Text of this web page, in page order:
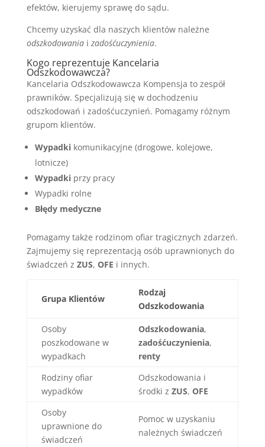
efektów, kierujemy sprawę do sądu.
Chcemy uzyskać dla naszych klientów należne
odszkodowaniai zadośćuczynienia.
Kogo reprezentuje Kancelaria
Odszkodowawcza?
Kancelaria Odszkodowawcza Kompensja to zespół
prawników. Specjalizują się w dochodzeniu
odszkodowań i zadośćuczynień. Pomagamy różnym
grupom klientów.
Wypadkikomunikacyjne (drogowe, kolejowe,
lotnicze)
Wypadkiprzy pracy
Wypadki rolne
Błędy medyczne
Pomagamy także rodzinom ofiar tragicznych zdarzeń.
Zajmujemy się reprezentacją osób uprawnionych do
świadczeń z ZUS, OFE i innych.
Grupa Klientów
Rodzaj
Odszkodowania
Osoby
poszkodowane w
wypadkach
Odszkodowania,
zadośćuczynienia,
renty
Rodziny ofiar
wypadków
Odszkodowania i
środki z ZUS, OFE
Osoby
uprawnione do
świadczeń
Pomoc w uzyskaniu
należnych świadczeń